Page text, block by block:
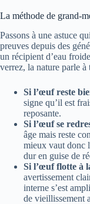
La méthode de grand-
Passons à une astuce
preuves depuis des
un récipient d’eau
verrez, la nature parle à
Si l’œuf reste
signe qu’il est
reposante.
Si l’œuf se
âge mais reste
mieux vaut donc
dur en guise de
Si l’œuf flotte à
avertissement
interne s’est
de vieillissement